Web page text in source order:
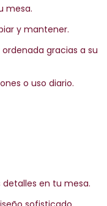
mesa.
y mantener.
gracias a su
o uso diario.
en tu mesa.